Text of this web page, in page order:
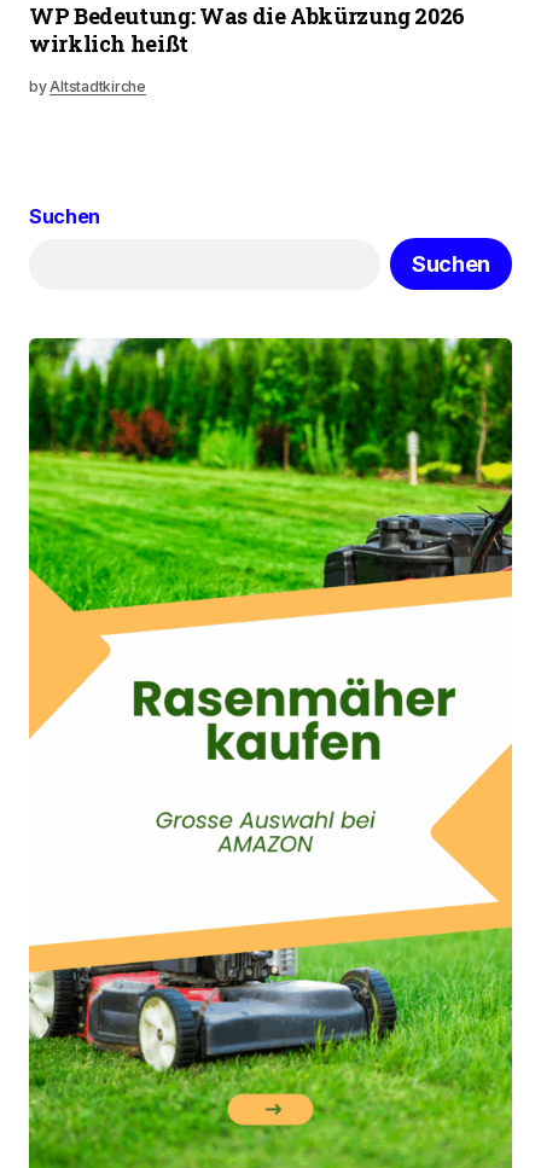
WP Bedeutung: Was die Abkürzung 2026
wirklich heißt
byAltstadtkirche
Suchen
Suchen